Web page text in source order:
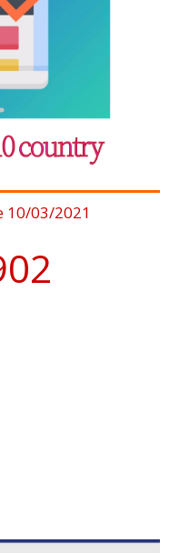
10/03/2021